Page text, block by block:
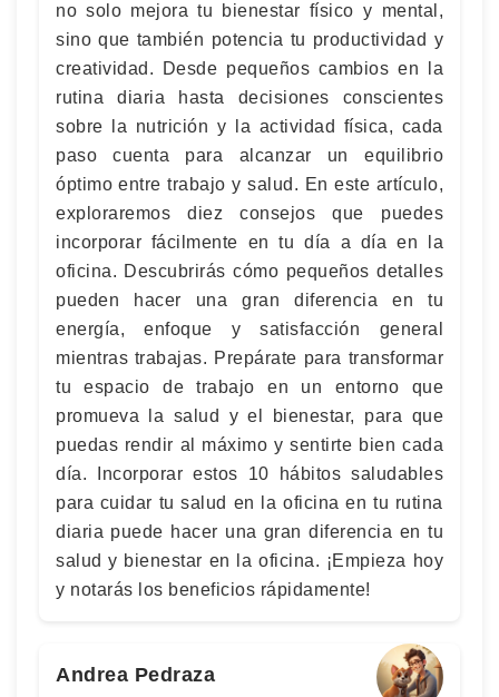
no solo mejora tu bienestar físico y mental,
sino que también potencia tu productividad y
creatividad. Desde pequeños cambios en la
rutina diaria hasta decisiones conscientes
sobre la nutrición y la actividad física, cada
paso cuenta para alcanzar un equilibrio
óptimo entre trabajo y salud. En este artículo,
exploraremos diez consejos que puedes
incorporar fácilmente en tu día a día en la
oficina. Descubrirás cómo pequeños detalles
pueden hacer una gran diferencia en tu
energía, enfoque y satisfacción general
mientras trabajas. Prepárate para transformar
tu espacio de trabajo en un entorno que
promueva la salud y el bienestar, para que
puedas rendir al máximo y sentirte bien cada
día. Incorporar estos 10 hábitos saludables
para cuidar tu salud en la oficina en tu rutina
diaria puede hacer una gran diferencia en tu
salud y bienestar en la oficina. ¡Empieza hoy
y notarás los beneficios rápidamente!
Andrea Pedraza